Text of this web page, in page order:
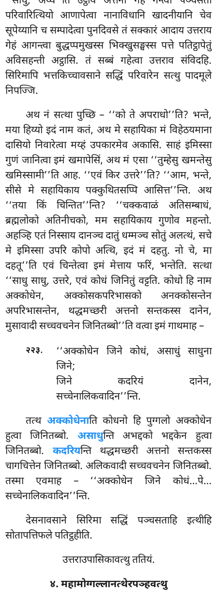
परिवारित्थियो आणापेत्वा नानाविधानि खादनीयानि चेव
सूपेय्यानि च सम्पादेत्वा पुनदिवसे तं सक्कारं आदायउत्तराय
गेहं आगन्त्वा बुद्धप्पमुखस्स भिक्खुसङ्घस्स पत्ते पतिट्ठापेतुं
अविसहन्ती अट्ठासि. तं सब्बं गहेत्वा उत्तराव संविदहि.
सिरिमापि भत्तकिच्चावसाने सद्धिं परिवारेन सत्थु पादमूले
निपज्जि.
अथ नं सत्था पुच्छि – ‘‘को ते अपराधो’’ति? भन्ते,
मया हिय्यो इदं नाम कतं, अथ मे सहायिका मं विहेठयमाना
दासियो निवारेत्वा मय्हं उपकारमेव अकासि. साहं इमिस्सा
गुणं जानित्वा इमं खमापेसिं, अथ मं एसा ‘‘तुम्हेसु खमन्तेसु
खमिस्सामी’’ति आह. ‘‘एवं किर उत्तरे’’ति? ‘‘आम, भन्ते,
सीसे मे सहायिकाय पक्कुथितसप्पि आसित्त’’न्ति. अथ
‘‘तया किं चिन्तित’’न्ति? ‘‘चक्कवाळं अतिसम्बाधं,
ब्रह्मलोको अतिनीचको, मम सहायिकाय गुणोव महन्तो.
अहञ्हि एतं निस्साय दानञ्च दातुं धम्मञ्च सोतुं अलत्थं, सचे
मे इमिस्सा उपरि कोपो अत्थि, इदं मं दहतु. नो चे, मा
दहतू’’ति एवं चिन्तेत्वा इमं मेत्ताय फरिं, भन्तेति. सत्था
‘‘साधु साधु, उत्तरे, एवं कोधं जिनितुं वट्टति. कोधो हि नाम
अक्कोधेन, अक्कोसकपरिभासको अनक्कोसन्तेन
अपरिभासन्तेन, थद्धमच्छरी अत्तनो सन्तकस्स दानेन,
मुसावादी सच्चवचनेन जिनितब्बो’’ति वत्वा इमं गाथमाह –
२२३.
‘‘अक्कोधेन जिने कोधं, असाधुं साधुना
जिने;
जिने कदरियं दानेन,
सच्चेनालिकवादिन’’न्ति.
तत्थ अक्कोधेनाति कोधनो हि पुग्गलो अक्कोधेन
हुत्वा जिनितब्बो. असाधुन्ति अभद्दको भद्दकेन हुत्वा
जिनितब्बो. कदरियन्ति थद्धमच्छरी अत्तनो सन्तकस्स
चागचित्तेन जिनितब्बो. अलिकवादी सच्चवचनेन जिनितब्बो.
तस्मा एवमाह – ‘‘अक्कोधेन जिने कोधं…पे…
सच्चेनालिकवादिन’’न्ति.
देसनावसाने सिरिमा सद्धिं पञ्चसताहि इत्थीहि
सोतापत्तिफले पतिट्ठहीति.
उत्तराउपासिकावत्थु ततियं.
४. महामोग्गल्लानत्थेरपञ्हवत्थु